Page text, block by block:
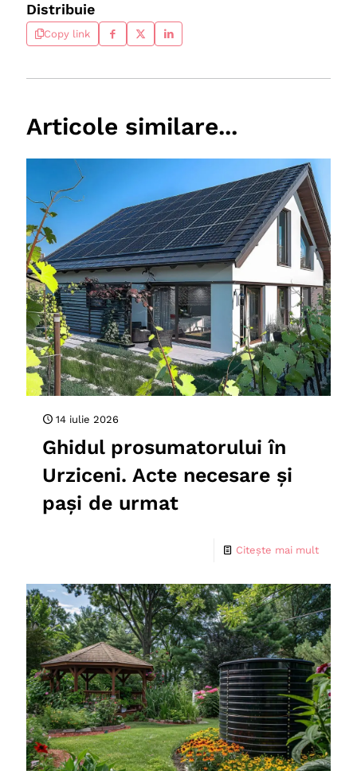
Distribuie
Copy link
Articole similare...
14 iulie 2026
Ghidul prosumatorului în
Urziceni. Acte necesare și
pași de urmat
Citește mai mult